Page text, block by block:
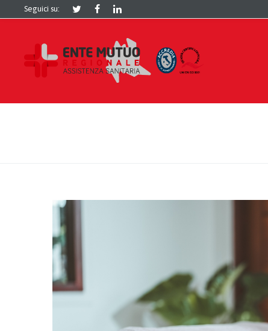
Seguici su: